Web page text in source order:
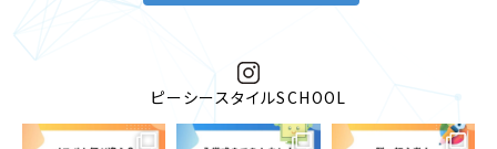
ピーシースタイルSCHOOL